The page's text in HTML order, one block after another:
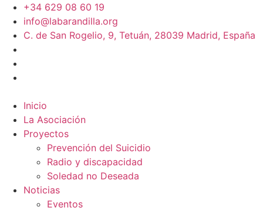
+34 629 08 60 19
info@labarandilla.org
C. de San Rogelio, 9, Tetuán, 28039 Madrid, España
Inicio
La Asociación
Proyectos
Prevención del Suicidio
Radio y discapacidad
Soledad no Deseada
Noticias
Eventos